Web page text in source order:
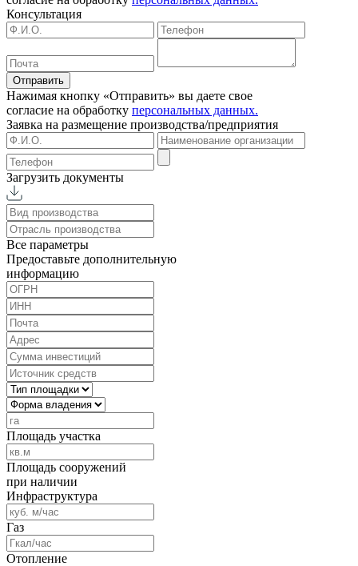
Консультация
Отправить
Нажимая кнопку «Отправить» вы даете свое
согласие на обработку персональных данных.
Заявка на размещение производства/предприятия
Загрузить документы
Все параметры
Предоставьте дополнительную
информацию
Площадь участка
Площадь сооружений
при наличии
Инфраструктура
Газ
Отопление